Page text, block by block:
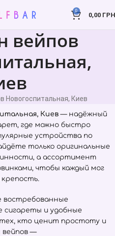
0
0,00
вейпов
Новогоспитальная, Киев
Киев — надёжный
где можно быстро
устройства по
только оригинальные
а ассортимент
чтобы каждый мог
востребованные
сигареты и удобные
кто ценит простоту и
—